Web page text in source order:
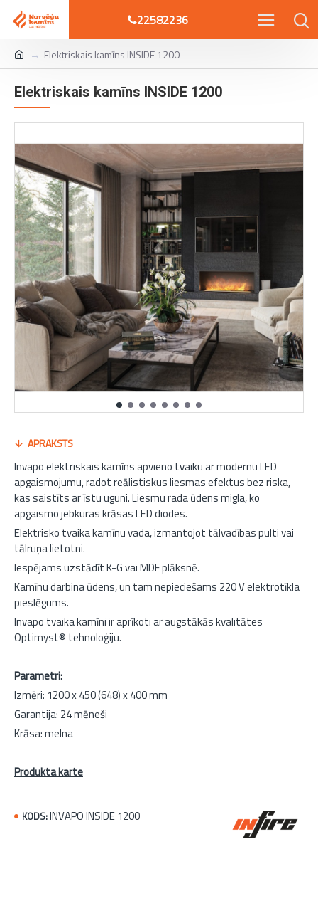
22582236
Elektriskais kamīns INSIDE 1200
Elektriskais kamīns INSIDE 1200
APRAKSTS
Invapo elektriskais kamīns apvieno tvaiku ar modernu LED
apgaismojumu, radot reālistiskus liesmas efektus bez riska,
kas saistīts ar īstu uguni. Liesmu rada ūdens migla, ko
apgaismo jebkuras krāsas LED diodes.
Elektrisko tvaika kamīnu vada, izmantojot tālvadības pulti vai
tālruņa lietotni.
Iespējams uzstādīt K-G vai MDF plāksnē.
Kamīnu darbina ūdens, un tam nepieciešams 220 V elektrotīkla
pieslēgums.
Invapo tvaika kamīni ir aprīkoti ar augstākās kvalitātes
Optimyst® tehnoloģiju.
Parametri:
Izmēri: 1200 x 450 (648) x 400 mm
Garantija: 24 mēneši
Krāsa: melna
Produkta karte
KODS:INVAPO INSIDE 1200